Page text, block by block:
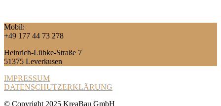
Mobil:
+49 177 44 73 278
Heinrich-Lübke-Straße 7
51375 Leverkusen
IMPRESSUM
DATENSCHUTZERKLÄRUNG
© Copyright 2025 KreaBau GmbH